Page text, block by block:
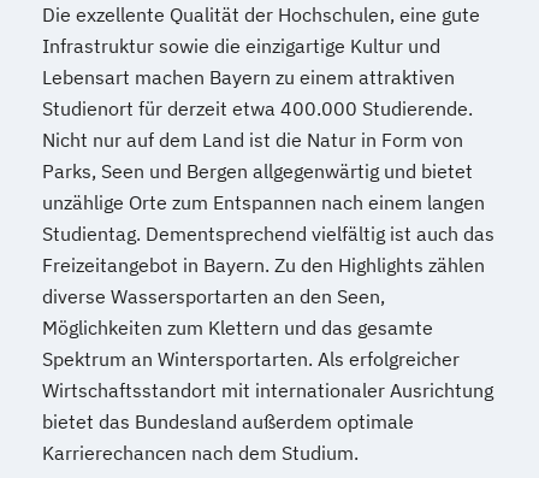
(EN)
Soziale Arbeit
Strategic Communication & Leadership
Strategic Design (EN)
Supply Chain Management (DE/EN)
Systemische Beratung und Management
Tanz- und Bewegungstherapie (DE/EN)
UX Design and Content Creation (EN)
User Experience (UX) and Data-Driven
Design (EN)
VR & Game Development (DE/EN)
Virtual Reality & Game Development -
Virtual & Mixed Reality / Game
Programming
Die exzellente Qualität der Hochschulen, eine gute
Infrastruktur sowie die einzigartige Kultur und
Lebensart machen Bayern zu einem attraktiven
Studienort für derzeit etwa 400.000 Studierende.
Nicht nur auf dem Land ist die Natur in Form von
Parks, Seen und Bergen allgegenwärtig und bietet
unzählige Orte zum Entspannen nach einem langen
Studientag. Dementsprechend vielfältig ist auch das
Freizeitangebot in Bayern. Zu den Highlights zählen
diverse Wassersportarten an den Seen,
Möglichkeiten zum Klettern und das gesamte
Spektrum an Wintersportarten. Als erfolgreicher
Wirtschaftsstandort mit internationaler Ausrichtung
bietet das Bundesland außerdem optimale
Karrierechancen nach dem Studium.